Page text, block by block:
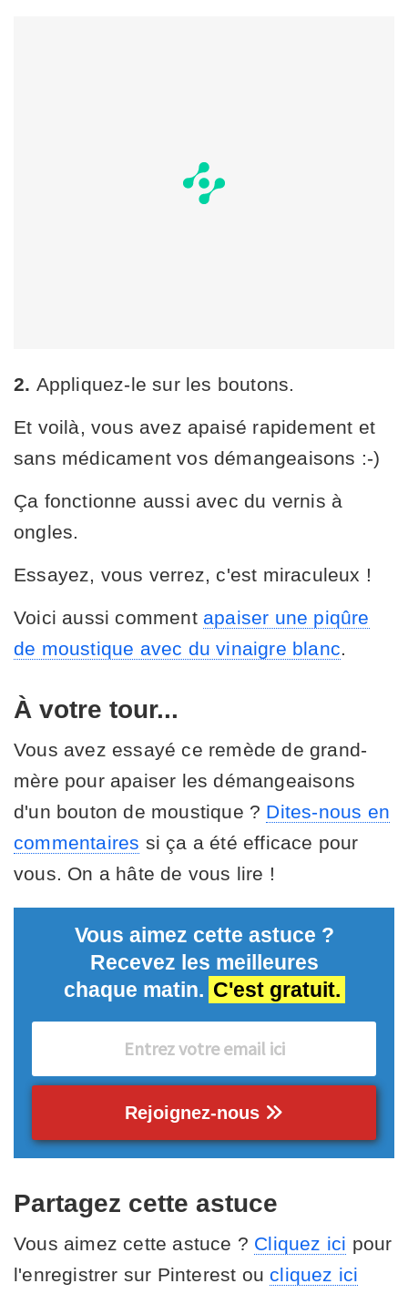
2. Appliquez-le sur les boutons.
Et voilà, vous avez apaisé rapidement et
sans médicament vos démangeaisons :-)
Ça fonctionne aussi avec du vernis à
ongles.
Essayez, vous verrez, c'est miraculeux !
Voici aussi comment apaiser une piqûre
de moustique avec du vinaigre blanc.
À votre tour...
Vous avez essayé ce remède de grand-
mère pour apaiser les démangeaisons
d'un bouton de moustique ? Dites-nous en
commentaires si ça a été efficace pour
vous. On a hâte de vous lire !
Vous aimez cette astuce ?
Recevez les meilleures
chaque matin. C'est gratuit.
Rejoignez-nous
Partagez cette astuce
Vous aimez cette astuce ? Cliquez ici pour
l'enregistrer sur Pinterest ou cliquez ici